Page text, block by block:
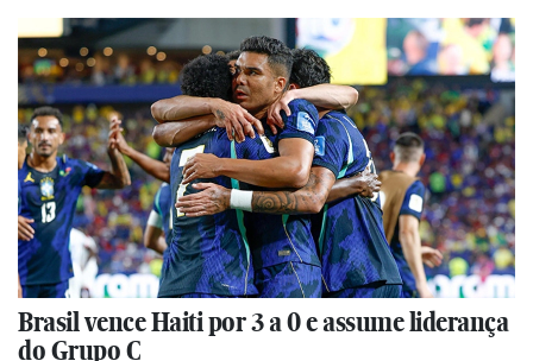
Brasil vence Haiti por 3 a 0 e assume liderança
do Grupo C